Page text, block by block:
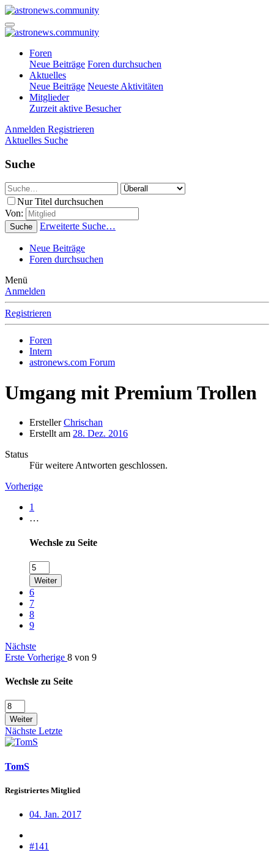
Foren
Neue Beiträge Foren durchsuchen
Aktuelles
Neue Beiträge Neueste Aktivitäten
Mitglieder
Zurzeit aktive Besucher
Anmelden Registrieren
Aktuelles Suche
Suche
Nur Titel durchsuchen
Von:
Suche Erweiterte Suche…
Neue Beiträge
Foren durchsuchen
Menü
Anmelden
Registrieren
Foren
Intern
astronews.com Forum
Umgang mit Premium Trollen
Ersteller Chrischan
Erstellt am 28. Dez. 2016
Status
Für weitere Antworten geschlossen.
Vorherige
1
…
Wechsle zu Seite
Weiter
6
7
8
9
Nächste
Erste Vorherige 8 von 9
Wechsle zu Seite
Weiter
Nächste Letzte
TomS
Registriertes Mitglied
04. Jan. 2017
#141